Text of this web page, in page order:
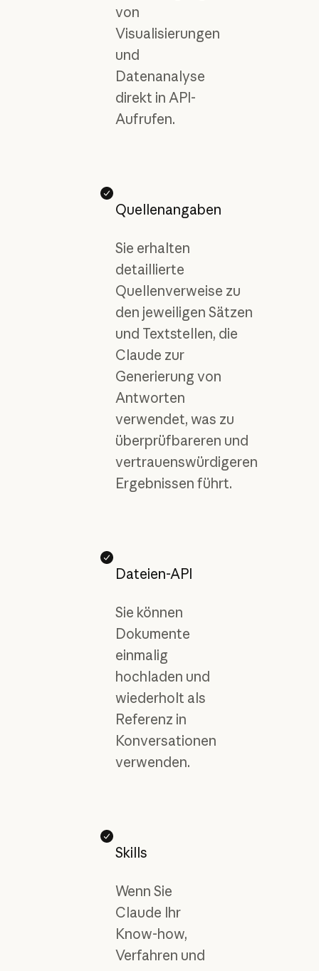
von
Visualisierungen
und
Datenanalyse
direkt in API-
Aufrufen.
Quellenangaben
Sie erhalten
detaillierte
Quellenverweise zu
den jeweiligen Sätzen
und Textstellen, die
Claude zur
Generierung von
Antworten
verwendet, was zu
überprüfbareren und
vertrauenswürdigeren
Ergebnissen führt.
Dateien-API
Sie können
Dokumente
einmalig
hochladen und
wiederholt als
Referenz in
Konversationen
verwenden.
Skills
Wenn Sie
Claude Ihr
Know-how,
Verfahren und